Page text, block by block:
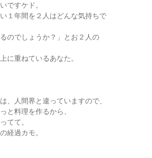
ですケド。
１年間を２人はどんな気持ちで
のでしょうか？」とお２人の
に重ねているあなた。
、人間界と違っていますので、
と料理を作るから、
てて。
経過カモ。